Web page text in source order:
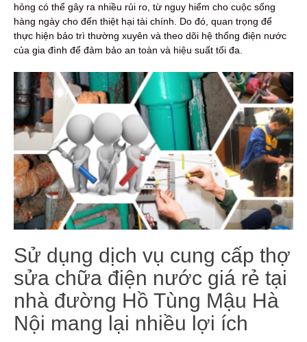
hỏng có thể gây ra nhiều rủi ro, từ nguy hiểm cho cuộc sống
hàng ngày cho đến thiệt hại tài chính. Do đó, quan trọng để
thực hiện bảo trì thường xuyên và theo dõi hệ thống điện nước
của gia đình để đảm bảo an toàn và hiệu suất tối đa.
Sử dụng dịch vụ cung cấp thợ
sửa chữa điện nước giá rẻ tại
nhà đường Hồ Tùng Mậu Hà
Nội mang lại nhiều lợi ích